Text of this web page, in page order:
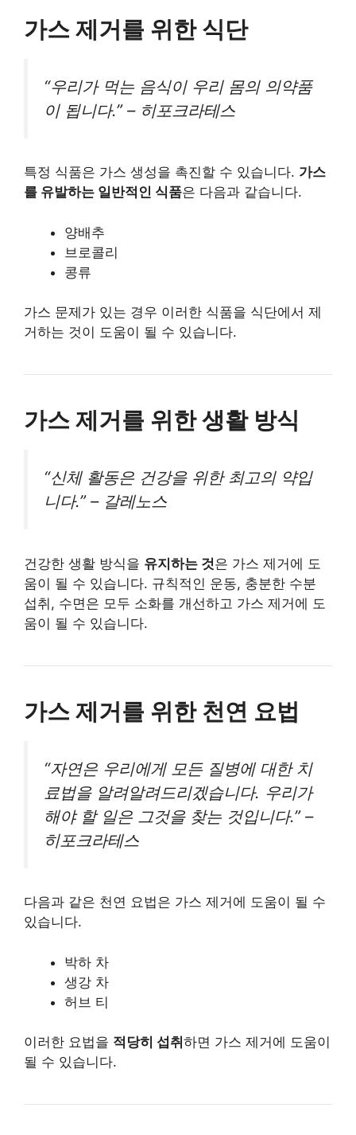
가스 제거를 위한 식단
“우리가 먹는 음식이 우리 몸의 의약품
이 됩니다.” – 히포크라테스
특정 식품은 가스 생성을 촉진할 수 있습니다. 가스
를 유발하는 일반적인 식품은 다음과 같습니다.
양배추
브로콜리
콩류
가스 문제가 있는 경우 이러한 식품을 식단에서 제
거하는 것이 도움이 될 수 있습니다.
가스 제거를 위한 생활 방식
“신체 활동은 건강을 위한 최고의 약입
니다.” – 갈레노스
건강한 생활 방식을 유지하는 것은 가스 제거에 도
움이 될 수 있습니다. 규칙적인 운동, 충분한 수분
섭취, 수면은 모두 소화를 개선하고 가스 제거에 도
움이 될 수 있습니다.
가스 제거를 위한 천연 요법
“자연은 우리에게 모든 질병에 대한 치
료법을 알려알려드리겠습니다. 우리가
해야 할 일은 그것을 찾는 것입니다.” –
히포크라테스
다음과 같은 천연 요법은 가스 제거에 도움이 될 수
있습니다.
박하 차
생강 차
허브 티
이러한 요법을 적당히 섭취 하면 가스 제거에 도움이
될 수 있습니다.